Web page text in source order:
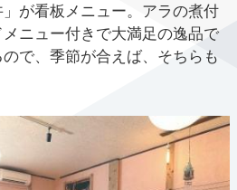
が看板メニュー。アラの煮付
ニュー付きで大満足の逸品で
で、季節が合えば、そちらも